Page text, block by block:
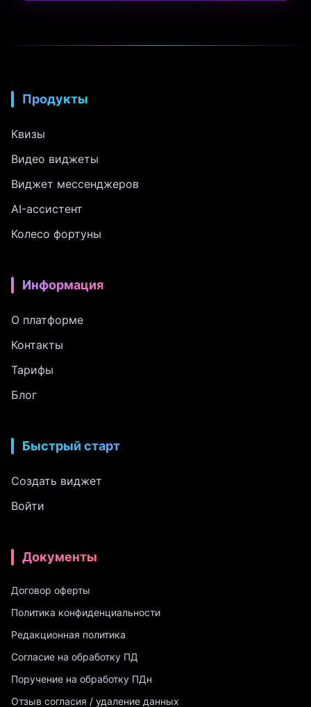
Продукты
Квизы
Видео виджеты
Виджет мессенджеров
AI-ассистент
Колесо фортуны
Информация
О платформе
Контакты
Тарифы
Блог
Быстрый старт
Создать виджет
Войти
Документы
Договор оферты
Политика конфиденциальности
Редакционная политика
Согласие на обработку ПД
Поручение на обработку ПДн
Отзыв согласия / удаление данных